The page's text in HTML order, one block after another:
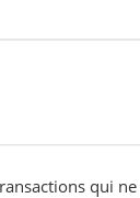
qui